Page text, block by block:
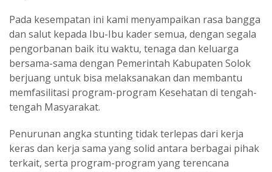
Pada kesempatan ini kami menyampaikan rasa bangga
dan salut kepada Ibu-Ibu kader semua, dengan segala
pengorbanan baik itu waktu, tenaga dan keluarga
bersama-sama dengan Pemerintah Kabupaten Solok
berjuang untuk bisa melaksanakan dan membantu
memfasilitasi program-program Kesehatan di tengah-
tengah Masyarakat.
Penurunan angka stunting tidak terlepas dari kerja
keras dan kerja sama yang solid antara berbagai pihak
terkait, serta program-program yang terencana